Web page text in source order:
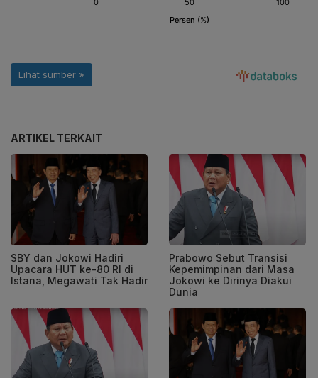
ARTIKEL TERKAIT
SBY dan Jokowi Hadiri
Upacara HUT ke-80 RI di
Istana, Megawati Tak Hadir
Prabowo Sebut Transisi
Kepemimpinan dari Masa
Jokowi ke Dirinya Diakui
Dunia